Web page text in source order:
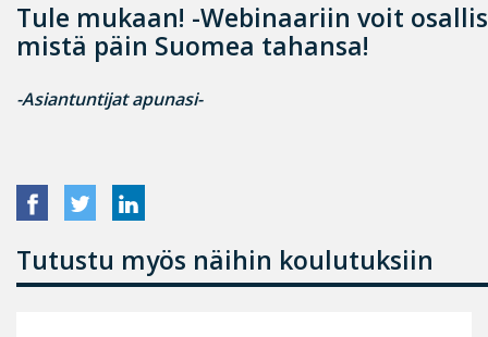
Tule mukaan! -Webinaariin voit
mistä päin Suomea tahansa!
-Asiantuntijat apunasi-
Tutustu myös näihin koulutuksiin